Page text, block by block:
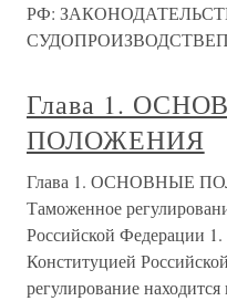
РФ:
Глава 1.
ПОЛОЖЕНИЯ
Глава 1. ОСНОВНЫЕ
Таможенное
Российской Федерации 1.
Конституцией
регулирование